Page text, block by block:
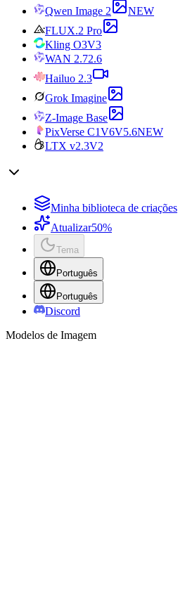
Qwen Image 2
NEW
FLUX.2 Pro
Kling O3V3
WAN 2.72.6
Hailuo 2.3
Grok Imagine
Z-Image Base
PixVerse C1V6V5.6NEW
LTX v2.3V2
Minha biblioteca de criações
Atualizar50%
Tema
Português
Português
Discord
Modelos de Imagem